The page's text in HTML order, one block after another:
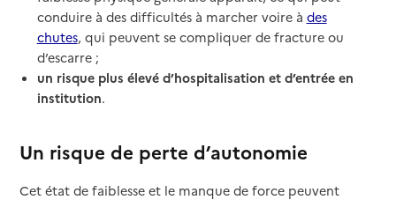
conduire à des difficultés à marcher voire à des
chutes, qui peuvent se compliquer de fracture ou
d’escarre ;
un risque plus élevé d’hospitalisation et d’entrée en
institution.
Un risque de perte d’autonomie
Cet état de faiblesse et le manque de force peuvent